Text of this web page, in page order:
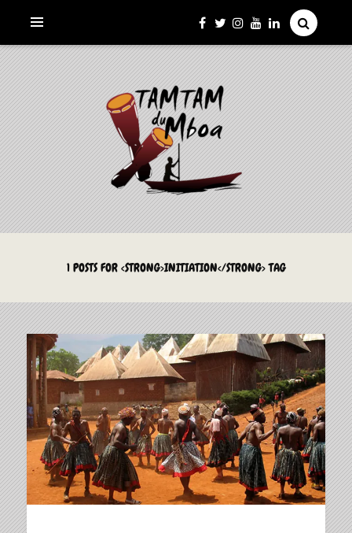
LE TAMTAM DU MBOA
La Culture du Mboa Dévoilée !
1 POSTS FOR <STRONG>INITIATION</STRONG> TAG